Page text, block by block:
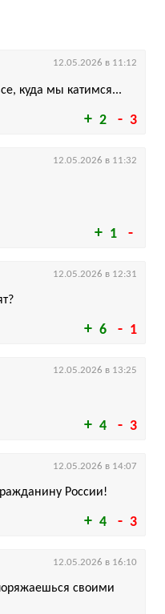
2 3
куда мы катимся...
12.05.2026 в 11:12
1
12.05.2026 в 11:32
6 1
12.05.2026 в 12:31
4 3
12.05.2026 в 13:25
4 3
России!
12.05.2026 в 14:07
своими
12.05.2026 в 16:10